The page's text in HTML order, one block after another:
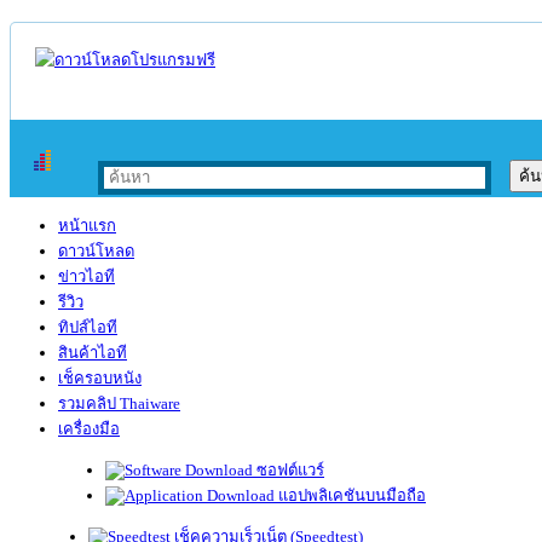
หน้าแรก
ดาวน์โหลด
ข่าวไอที
รีวิว
ทิปส์ไอที
สินค้าไอที
เช็ครอบหนัง
รวมคลิป Thaiware
เครื่องมือ
ซอฟต์แวร์
แอปพลิเคชันบนมือถือ
เช็คความเร็วเน็ต (Speedtest)